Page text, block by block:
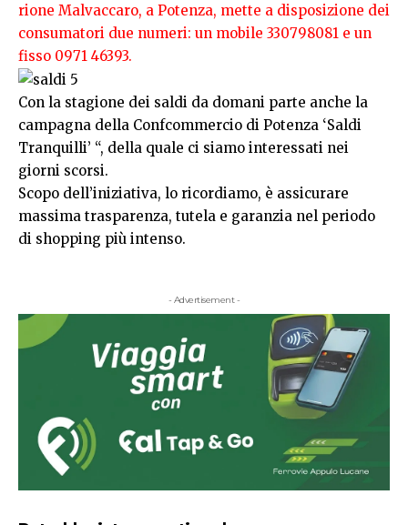
rione Malvaccaro, a Potenza, mette a disposizione dei
consumatori due numeri: un mobile 330798081 e un
fisso 0971 46393.
Con la stagione dei saldi da domani parte anche la
campagna della Confcommercio di Potenza ‘Saldi
Tranquilli’ “, della quale ci siamo interessati nei
giorni scorsi.
Scopo dell’iniziativa, lo ricordiamo, è assicurare
massima trasparenza, tutela e garanzia nel periodo
di shopping più intenso.
- Advertisement -